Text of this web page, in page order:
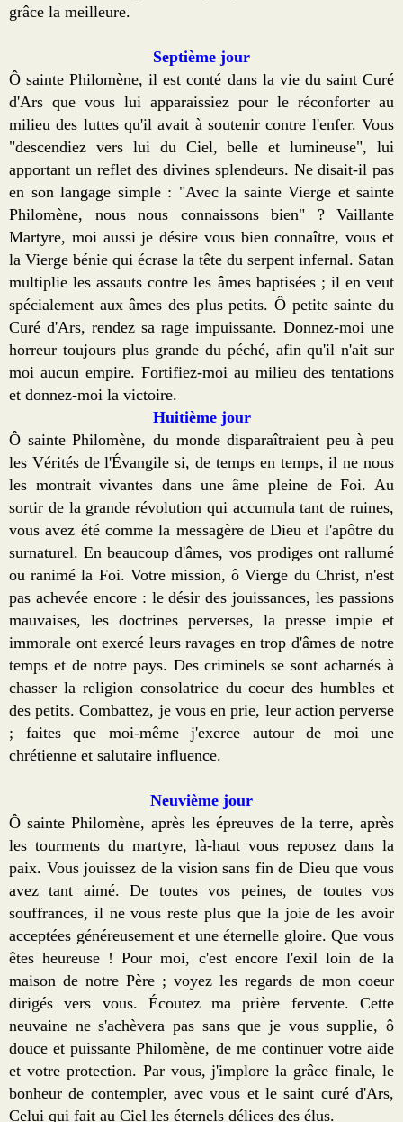
grâce la meilleure.
Septième jour
Ô sainte Philomène, il est conté dans la vie du saint Curé
d'Ars que vous lui apparaissiez pour le réconforter au
milieu des luttes qu'il avait à soutenir contre l'enfer. Vous
"descendiez vers lui du Ciel, belle et lumineuse", lui
apportant un reflet des divines splendeurs. Ne disait-il pas
en son langage simple : "Avec la sainte Vierge et sainte
Philomène, nous nous connaissons bien" ? Vaillante
Martyre, moi aussi je désire vous bien connaître, vous et
la Vierge bénie qui écrase la tête du serpent infernal. Satan
multiplie les assauts contre les âmes baptisées ; il en veut
spécialement aux âmes des plus petits. Ô petite sainte du
Curé d'Ars, rendez sa rage impuissante. Donnez-moi une
horreur toujours plus grande du péché, afin qu'il n'ait sur
moi aucun empire. Fortifiez-moi au milieu des tentations
et donnez-moi la victoire.
Huitième jour
Ô sainte Philomène, du monde disparaîtraient peu à peu
les Vérités de l'Évangile si, de temps en temps, il ne nous
les montrait vivantes dans une âme pleine de Foi. Au
sortir de la grande révolution qui accumula tant de ruines,
vous avez été comme la messagère de Dieu et l'apôtre du
surnaturel. En beaucoup d'âmes, vos prodiges ont rallumé
ou ranimé la Foi. Votre mission, ô Vierge du Christ, n'est
pas achevée encore : le désir des jouissances, les passions
mauvaises, les doctrines perverses, la presse impie et
immorale ont exercé leurs ravages en trop d'âmes de notre
temps et de notre pays. Des criminels se sont acharnés à
chasser la religion consolatrice du coeur des humbles et
des petits. Combattez, je vous en prie, leur action perverse
; faites que moi-même j'exerce autour de moi une
chrétienne et salutaire influence.
Neuvième jour
Ô sainte Philomène, après les épreuves de la terre, après
les tourments du martyre, là-haut vous reposez dans la
paix. Vous jouissez de la vision sans fin de Dieu que vous
avez tant aimé. De toutes vos peines, de toutes vos
souffrances, il ne vous reste plus que la joie de les avoir
acceptées généreusement et une éternelle gloire. Que vous
êtes heureuse ! Pour moi, c'est encore l'exil loin de la
maison de notre Père ; voyez les regards de mon coeur
dirigés vers vous. Écoutez ma prière fervente. Cette
neuvaine ne s'achèvera pas sans que je vous supplie, ô
douce et puissante Philomène, de me continuer votre aide
et votre protection. Par vous, j'implore la grâce finale, le
bonheur de contempler, avec vous et le saint curé d'Ars,
Celui qui fait au Ciel les éternels délices des élus.